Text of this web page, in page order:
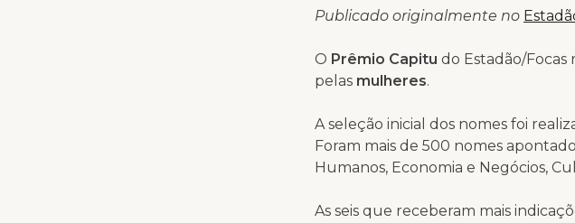
Publicado originalmente no
O Prêmio Capitu do Estadão/Focas
pelas mulheres.
A seleção inicial dos nomes foi
Foram mais de 500 nomes
Humanos, Economia e Negócios,
As seis que receberam mais